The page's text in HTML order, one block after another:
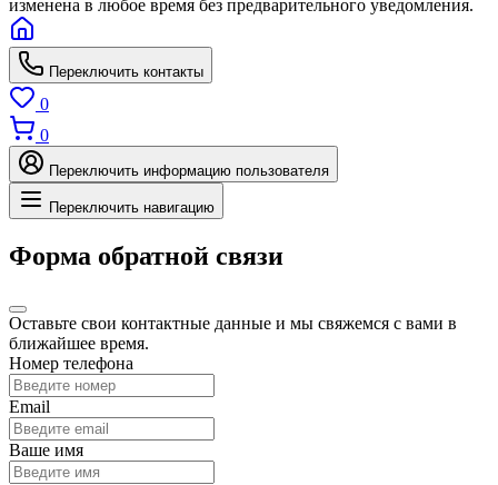
изменена в любое время без предварительного уведомления.
Переключить контакты
0
0
Переключить информацию пользователя
Переключить навигацию
Форма обратной связи
Оставьте свои контактные данные и мы свяжемся с вами в
ближайшее время.
Номер телефона
Email
Ваше имя